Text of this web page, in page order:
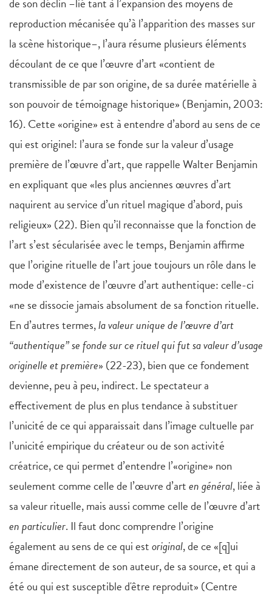
de son déclin –lié tant à l’expansion des moyens de
reproduction mécanisée qu’à l’apparition des masses sur
la scène historique–, l’aura résume plusieurs éléments
découlant de ce que l’œuvre d’art «contient de
transmissible de par son origine, de sa durée matérielle à
son pouvoir de témoignage historique» (Benjamin, 2003:
16). Cette «origine» est à entendre d’abord au sens de ce
qui est originel: l’aura se fonde sur la valeur d’usage
première de l’œuvre d’art, que rappelle Walter Benjamin
en expliquant que «les plus anciennes œuvres d’art
naquirent au service d’un rituel magique d’abord, puis
religieux» (22). Bien qu’il reconnaisse que la fonction de
l’art s’est sécularisée avec le temps, Benjamin affirme
que l’origine rituelle de l’art joue toujours un rôle dans le
mode d’existence de l’œuvre d’art authentique: celle-ci
«ne se dissocie jamais absolument de sa fonction rituelle.
En d’autres termes,la valeur unique de l’œuvre d’art
“authentique” se fonde sur ce rituel qui fut sa valeur d’usage
originelle et première» (22-23), bien que ce fondement
devienne, peu à peu, indirect. Le spectateur a
effectivement de plus en plus tendance à substituer
l’unicité de ce qui apparaissait dans l’image cultuelle par
l’unicité empirique du créateur ou de son activité
créatrice, ce qui permet d’entendre l’«origine» non
seulement comme celle de l’œuvre d’arten général, liée à
sa valeur rituelle, mais aussi comme celle de l’œuvre d’art
en particulier. Il faut donc comprendre l’origine
également au sens de ce qui estoriginal, de ce «[q]ui
émane directement de son auteur, de sa source, et qui a
été ou qui est susceptible d'être reproduit» (Centre